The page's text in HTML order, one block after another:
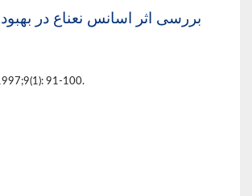
بررسی اثر اسانس نعناع در
91-100.